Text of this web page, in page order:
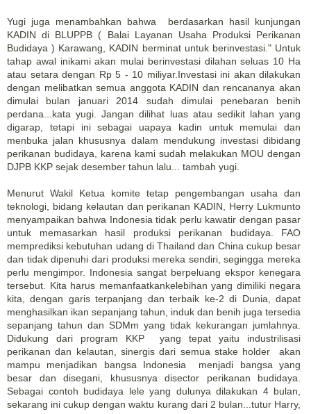
Yugi juga menambahkan bahwa berdasarkan hasil kunjungan
KADIN di BLUPPB ( Balai Layanan Usaha Produksi Perikanan
Budidaya ) Karawang, KADIN berminat untuk berinvestasi." Untuk
tahap awal inikami akan mulai berinvestasi dilahan seluas 10 Ha
atau setara dengan Rp 5 - 10 miliyar.Investasi ini akan dilakukan
dengan melibatkan semua anggota KADIN dan rencananya akan
dimulai bulan januari 2014 sudah dimulai penebaran benih
perdana...kata yugi. Jangan dilihat luas atau sedikit lahan yang
digarap, tetapi ini sebagai uapaya kadin untuk memulai dan
menbuka jalan khususnya dalam mendukung investasi dibidang
perikanan budidaya, karena kami sudah melakukan MOU dengan
DJPB KKP sejak desember tahun lalu... tambah yugi.
Menurut Wakil Ketua komite tetap pengembangan usaha dan
teknologi, bidang kelautan dan perikanan KADIN, Herry Lukmunto
menyampaikan bahwa Indonesia tidak perlu kawatir dengan pasar
untuk memasarkan hasil produksi perikanan budidaya. FAO
memprediksi kebutuhan udang di Thailand dan China cukup besar
dan tidak dipenuhi dari produksi mereka sendiri, segingga mereka
perlu mengimpor. Indonesia sangat berpeluang ekspor kenegara
tersebut. Kita harus memanfaatkankelebihan yang dimiliki negara
kita, dengan garis terpanjang dan terbaik ke-2 di Dunia, dapat
menghasilkan ikan sepanjang tahun, induk dan benih juga tersedia
sepanjang tahun dan SDMm yang tidak kekurangan jumlahnya.
Didukung dari program KKP yang tepat yaitu industrilisasi
perikanan dan kelautan, sinergis dari semua stake holder akan
mampu menjadikan bangsa Indonesia menjadi bangsa yang
besar dan disegani, khususnya disector perikanan budidaya.
Sebagai contoh budidaya lele yang dulunya dilakukan 4 bulan,
sekarang ini cukup dengan waktu kurang dari 2 bulan...tutur Harry,